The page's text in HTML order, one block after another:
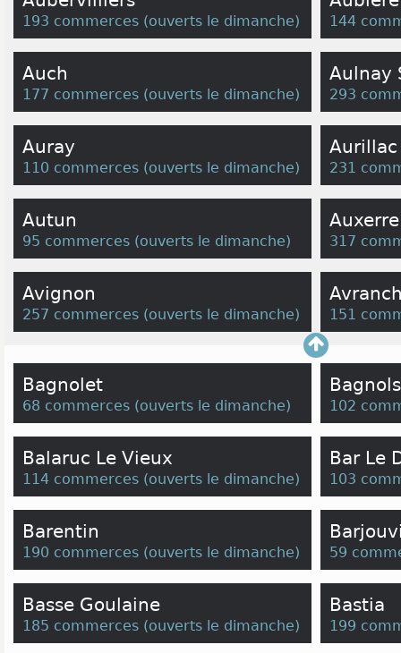
193 commerces (ouverts le dimanche) 144
Auch
177 commerces (ouverts le dimanche)
Aulnay
293
Auray
110 commerces (ouverts le dimanche)
Aurillac
231
Autun
95 commerces (ouverts le dimanche)
Auxerre
317
Avignon
257 commerces (ouverts le dimanche) 151
Bagnolet
68 commerces (ouverts le dimanche) 102
Balaruc Le Vieux
114 commerces (ouverts le dimanche)
Bar Le
103
Barentin
190 commerces (ouverts le dimanche) 59
Basse Goulaine
185 commerces (ouverts le dimanche)
Bastia
199